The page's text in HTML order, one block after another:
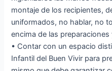
montaje de los recipientes,
uniformados, no hablar, no
encima de las
• Contar con un espacio
Infantil del Buen Vivir para